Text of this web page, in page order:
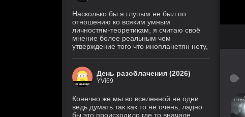
Насколько бы я глупым не был по
отношению ко всяким умным
личностям-теоретикам, я считаю своё
мнение более реальным чем
утверждение того что инопланетян нету,
День разоблачения (2026)
YVi69
Конечно же мы во вселенной не одни
ведь думать так как то не очень, ладно
бы это происходило где то вначале